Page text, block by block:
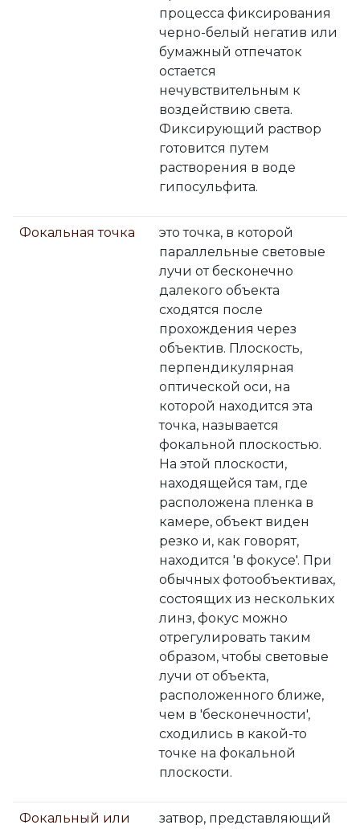
процесса фиксирования
черно-белый негатив или
бумажный отпечаток
остается
нечувствительным к
воздействию света.
Фиксирующий раствор
готовится путем
растворения в воде
гипосульфита.
Фокальная точка
это точка, в которой
параллельные световые
лучи от бесконечно
далекого объекта
сходятся после
прохождения через
объектив. Плоскость,
перпендикулярная
оптической оси, на
которой находится эта
точка, называется
фокальной плоскостью.
На этой плоскости,
находящейся там, где
расположена пленка в
камере, объект виден
резко и, как говорят,
находится 'в фокусе'. При
обычных фотообъективах,
состоящих из нескольких
линз, фокус можно
отрегулировать таким
образом, чтобы световые
лучи от объекта,
расположенного ближе,
чем в 'бесконечности',
сходились в какой-то
точке на фокальной
плоскости.
Фокальный или
затвор, представляющий